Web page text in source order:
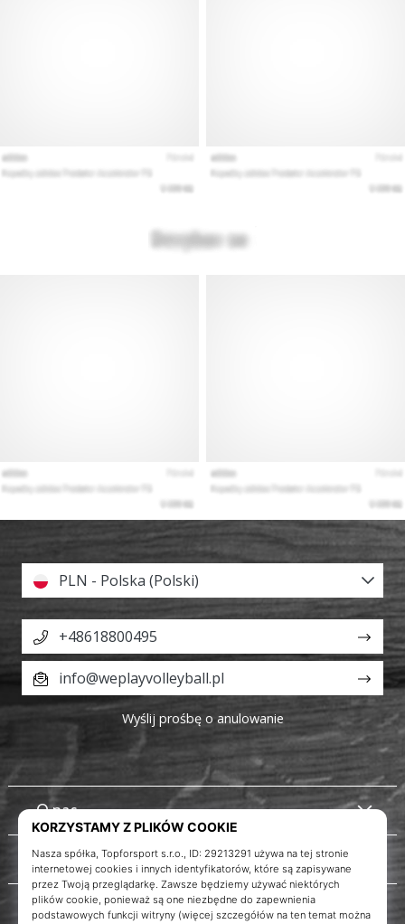
O nas
Obsługa klienta
PLN - Polska (Polski)
+48618800495
info@weplayvolleyball.pl
Wyślij prośbę o anulowanie